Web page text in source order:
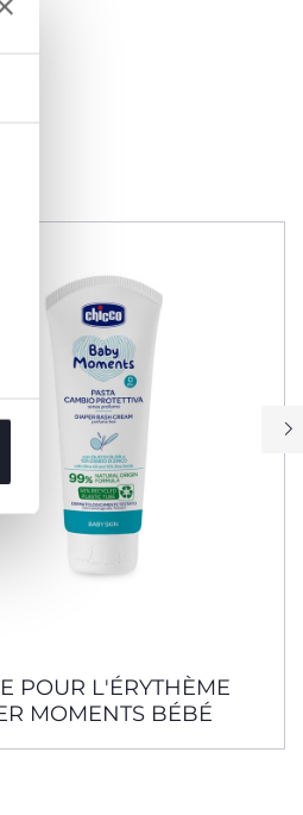
POUR L'ÉRYTHÈME
MOMENTS BÉBÉ